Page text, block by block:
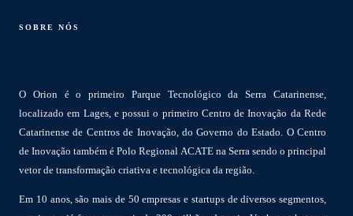
SOBRE NÓS
O Orion é o primeiro Parque Tecnológico da Serra Catarinense,
localizado em Lages, e possui o primeiro Centro de Inovação da Rede
Catarinense de Centros de Inovação, do Governo do Estado. O Centro
de Inovação também é Polo Regional ACATE na Serra sendo o principal
vetor de transformação criativa e tecnológica da região.
Em 10 anos, são mais de 50 empresas e startups de diversos segmentos,